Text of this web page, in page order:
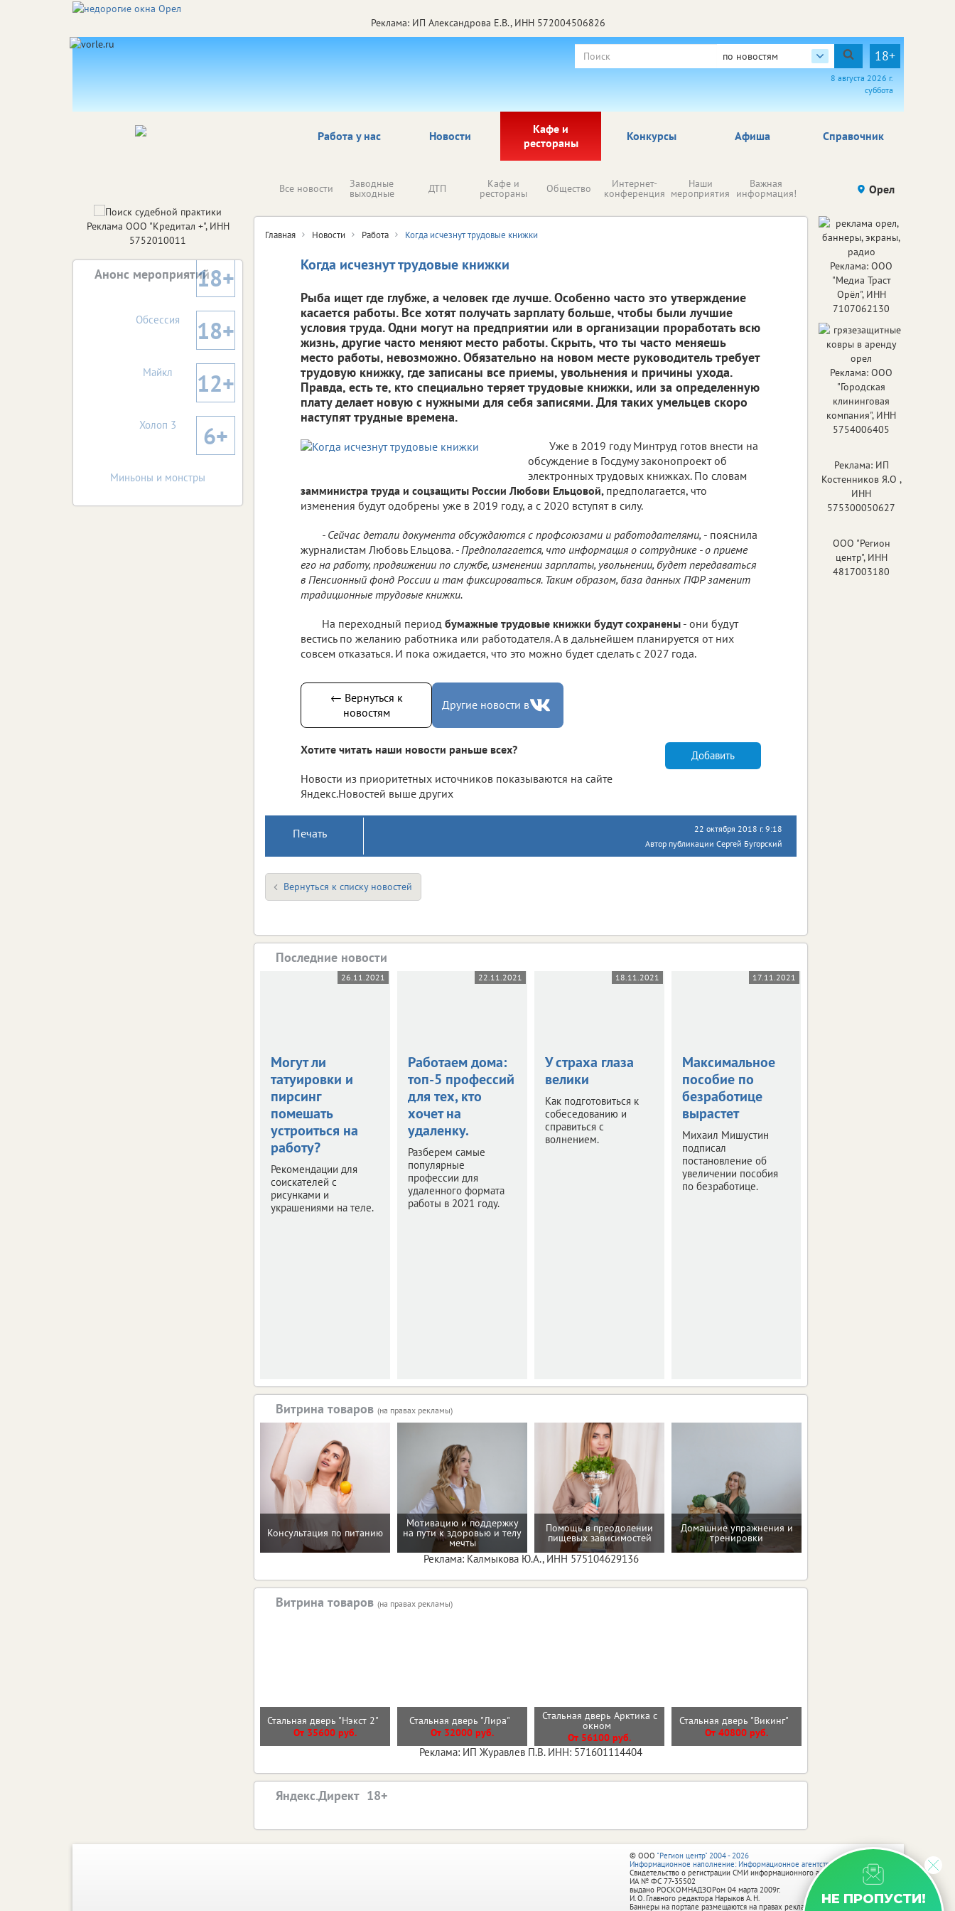
Реклама: ИП Александрова Е.В., ИНН 572004506826
по новостям 18+
8 августа 2026 г.
суббота
Работа у нас Новости
Кафе и
рестораны
Афиша Справочник
Конкурсы
Все новости Заводные
выходные ДТП Кафе и
рестораны Общество Интернет-
конференция
Наши
мероприятия
Важная
информация! Происшествия Здоровье
Орел
Главная Новости Работа Когда исчезнут трудовые книжки
Когда исчезнут трудовые книжки
Рыба ищет где глубже, а человек где лучше. Особенно часто это утверждение
касается работы. Все хотят получать зарплату больше, чтобы были лучшие
условия труда. Одни могут на предприятии или в организации проработать всю
жизнь, другие часто меняют место работы. Скрыть, что ты часто меняешь
место работы, невозможно. Обязательно на новом месте руководитель требует
трудовую книжку, где записаны все приемы, увольнения и причины ухода.
Правда, есть те, кто специально теряет трудовые книжки, или за определенную
плату делает новую с нужными для себя записями. Для таких умельцев скоро
наступят трудные времена.
Уже в 2019 году Минтруд готов внести на
обсуждение в Госдуму законопроект об
электронных трудовых книжках. По словам
замминистра труда и соцзащиты России Любови Ельцовой, предполагается, что
изменения будут одобрены уже в 2019 году, а с 2020 вступят в силу.
- Сейчас детали документа обсуждаются с профсоюзами и работодателями, - пояснила
журналистам Любовь Ельцова. - Предполагается, что информация о сотруднике - о приеме
его на работу, продвижении по службе, изменении зарплаты, увольнении, будет передаваться
в Пенсионный фонд России и там фиксироваться. Таким образом, база данных ПФР заменит
традиционные трудовые книжки.
На переходный период бумажные трудовые книжки будут сохранены - они будут
вестись по желанию работника или работодателя. А в дальнейшем планируется от них
совсем отказаться. И пока ожидается, что это можно будет сделать с 2027 года.
← Вернуться к
новостям
Другие новости в
Хотите читать наши новости раньше всех?
Новости из приоритетных источников показываются на сайте
Яндекс.Новостей выше других
Добавить
Печать
22 октября 2018 г. 9:18
Автор публикации Сергей Бугорский
Вернуться к списку новостей
Последние новости
26.11.2021
Могут ли
татуировки и
пирсинг
помешать
устроиться на
работу?
Рекомендации для
соискателей с
рисунками и
украшениями на теле.
22.11.2021
Работаем дома:
топ-5 профессий
для тех, кто
хочет на
удаленку.
Разберем самые
популярные
профессии для
удаленного формата
работы в 2021 году.
18.11.2021
У страха глаза
велики
Как подготовиться к
собеседованию и
справиться с
волнением.
17.11.2021
Максимальное
пособие по
безработице
вырастет
Михаил Мишустин
подписал
постановление об
увеличении пособия
по безработице.
Витрина товаров (на правах рекламы)
Консультация по питанию
Мотивацию и поддержку
на пути к здоровью и телу
мечты
Помощь в преодолении
пищевых зависимостей
Домашние упражнения и
тренировки
Реклама: Калмыкова Ю.А., ИНН 575104629136
Витрина товаров (на правах рекламы)
Стальная дверь "Нэкст 2"
От 35600 руб.
Стальная дверь "Лира"
От 32000 руб.
Стальная дверь Арктика с
окном
От 56100 руб.
Стальная дверь "Викинг"
От 40800 руб.
Реклама: ИП Журавлев П.В. ИНН: 571601114404
Яндекс.Директ
Реклама ООО "Кредитал +", ИНН
5752010011
Анонс мероприятий18+
Обсессия 18+
Майкл 12+
Холоп 3 6+
Миньоны и монстры
Реклама: ООО
"Медиа Траст
Орёл", ИНН
7107062130
Реклама: ООО
"Городская
клининговая
компания", ИНН
5754006405
Реклама: ИП
Костенников Я.О ,
ИНН
575300050627
ООО "Регион
центр", ИНН
4817003180
НЕ ПРОПУСТИ!
© ООО "Регион центр" 2004 - 2026
Информационное наполнение: Информационное агентство vRossii.ru
Свидетельство о регистрации СМИ информационного агентства vRossii.ru
ИА № ФС 77‑35502
выдано РОСКОМНАДЗОРом 04 марта 2009г.
И. О. Главного редактора Нарыков А. Н.
Баннеры на портале размещаются на правах рекламы.